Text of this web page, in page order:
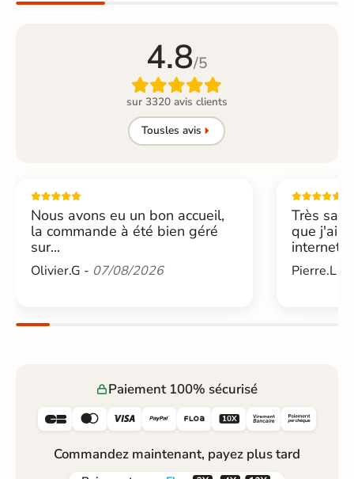
4.8/5

sur 3320 avis clients
Tousles avis
Nous avons eu un bon accueil,
la commande à été bien géré
sur...
Olivier.G - 07/08/2026
Très
que j'ai
internet....
Pierre.L -
Paiement 100% sécurisé
     
Commandez maintenant, payez plus tard